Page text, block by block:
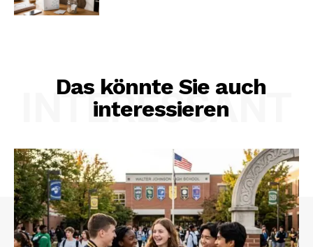
Das könnte Sie auch
interessieren
INTERESSANT